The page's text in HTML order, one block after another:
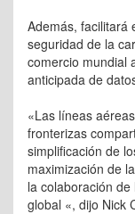
Además, facilitará
seguridad de la
comercio mundial
anticipada de
«Las líneas
fronterizas
simplificación de
maximización de
la colaboración
global «, dijo Nick